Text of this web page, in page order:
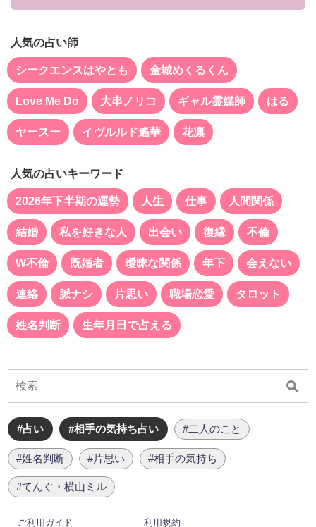
人気の占い師
シークエンスはやとも 金城めくるくん
Love Me Do 大串ノリコ ギャル霊媒師 はる
ヤースー イヴルルド遙華 花凛
人気の占いキーワード
2026年下半期の運勢 人生 仕事 人間関係
結婚 私を好きな人 出会い 復縁 不倫
W不倫 既婚者 曖昧な関係 年下 会えない
連絡 脈ナシ 片思い 職場恋愛 タロット
姓名判断 生年月日で占える
#占い #相手の気持ち占い #二人のこと
#姓名判断 #片思い #相手の気持ち
#てんぐ・横山ミル
ご利用ガイド 利用規約